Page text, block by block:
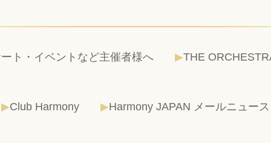
ト・イベントなど主催者様へ THE
Club Harmony Harmony JAPAN メールニュース